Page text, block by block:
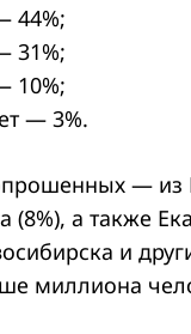
44%;
31%;
10%;
— 3%.
— из
(8%), а также
и
миллиона